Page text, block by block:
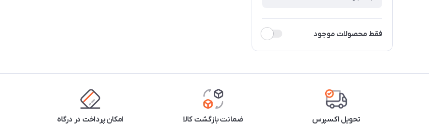
فقط محصولات موجود
تحویل اکسپرس ضمانت بازگشت کالا امکان پرداخت در درگاه